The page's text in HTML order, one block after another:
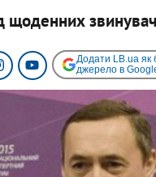
Додати LB.ua як
джерело в